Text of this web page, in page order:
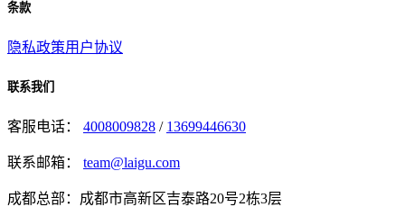
条款
隐私政策用户协议
联系我们
客服电话： 4008009828 / 13699446630
联系邮箱： team@laigu.com
成都总部：成都市高新区吉泰路20号2栋3层